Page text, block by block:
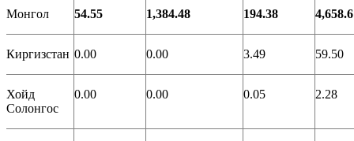
Монгол 54.55 1,384.48 194.38
Киргизстан 0.00 0.00 3.49 59.50
Хойд
Солонгос
0.00 0.00 0.05 2.28